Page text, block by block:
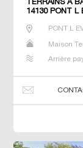
TERRAINS À
14130 PONT L
PONT L
Maison
Arrière